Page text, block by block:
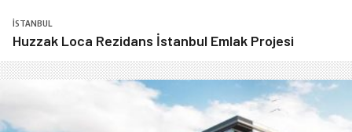
İSTANBUL
Huzzak Loca Rezidans İstanbul Emlak Projesi